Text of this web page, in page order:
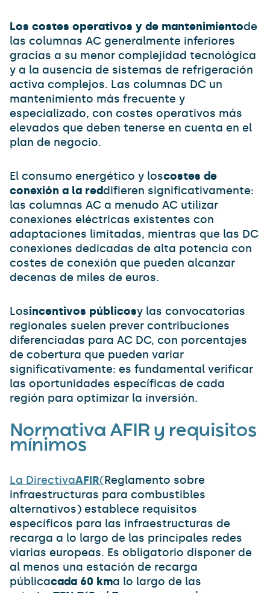
Los costes operativos y de mantenimientode
las columnas AC generalmente inferiores
gracias a su menor complejidad tecnológica
y a la ausencia de sistemas de refrigeración
activa complejos. Las columnas DC un
mantenimiento más frecuente y
especializado, con costes operativos más
elevados que deben tenerse en cuenta en el
plan de negocio.
El consumo energético y loscostes de
conexión a la reddifieren significativamente:
las columnas AC a menudo AC utilizar
conexiones eléctricas existentes con
adaptaciones limitadas, mientras que las DC
conexiones dedicadas de alta potencia con
costes de conexión que pueden alcanzar
decenas de miles de euros.
Losincentivos públicosy las convocatorias
regionales suelen prever contribuciones
diferenciadas para AC DC, con porcentajes
de cobertura que pueden variar
significativamente: es fundamental verificar
las oportunidades específicas de cada
región para optimizar la inversión.
Normativa AFIR y requisitos
mínimos
La DirectivaAFIR(Reglamento sobre
infraestructuras para combustibles
alternativos) establece requisitos
específicos para las infraestructuras de
recarga a lo largo de las principales redes
viarias europeas. Es obligatorio disponer de
al menos una estación de recarga
públicacada 60 kma lo largo de las